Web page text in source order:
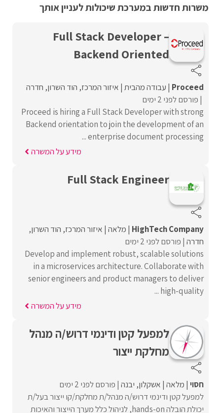
משרות חדשות במערכת שיכולות לעניין אותך
Full Stack Developer –
Backend Oriented
Proceed‏ עבודה מהבית איזור המרכז הוד השרון חדרה
פורסם לפני 2 ימים
Proceed is hiring a Full Stack Developer with strong
Backend orientation to join the development of an
enterprise document processing ...
מידע על המשרה
Full Stack Engineer
HighTech Company מלאה איזור המרכז הוד השרון
חדרה פורסם לפני 2 ימים
Develop and implement robust, scalable solutions
in a microservices architecture. Collaborate with
senior engineers and product managers to deliver
high-quality ...
מידע על המשרה
למפעל קטן ודינמי דרוש/ה מנהל
מחלקת ייצור
חסוי מלאה אשקלון יבנה פורסם לפני 2 ימים
למפעל קטן ודינמי דרוש/ה מנהל/ת מחלקת/קו ייצור בעל/ת
יכולת הובלה hands-on, לניהול כלל מערך הייצור והאיכות